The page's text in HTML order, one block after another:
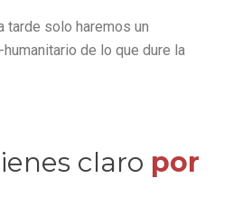
tarde solo haremos un
de lo que dure la
claro por